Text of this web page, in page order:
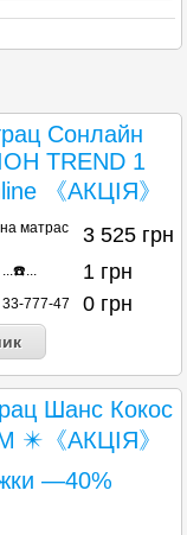
Сонлайн
TREND 1
《АКЦІЯ》
матрас
3 525 грн
...☎️... 1 грн
33-777-47 0 грн
Шанс Кокос
✴️《АКЦІЯ》
—40%